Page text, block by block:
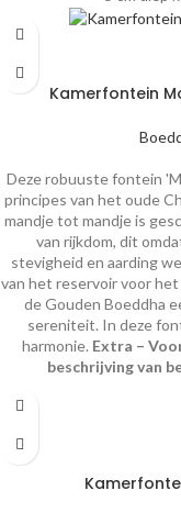
Kamerfontein
Deze robuuste fontein
principes van het oude
mandje tot mandje is
van rijkdom, dit
stevigheid en aarding
van het reservoir voor
de Gouden Boeddha
sereniteit. In deze
harmonie. Extra –
beschrijving van